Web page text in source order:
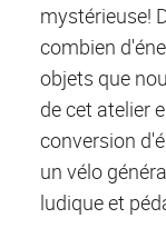
mystérieuse!
combien
objets que
de cet atelier
conversion
un vélo
ludique et